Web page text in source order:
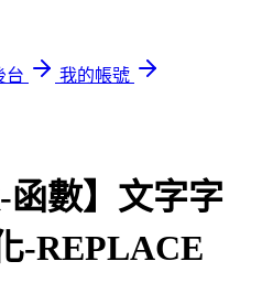
台
我的帳號
-函數】文字字
-REPLACE